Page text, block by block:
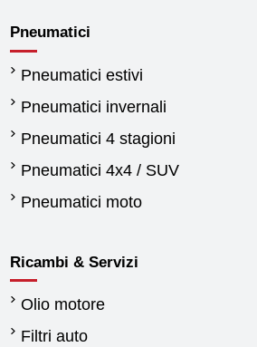
Pneumatici
Pneumatici estivi
Pneumatici invernali
Pneumatici 4 stagioni
Pneumatici 4x4 / SUV
Pneumatici moto
Ricambi & Servizi
Olio motore
Filtri auto